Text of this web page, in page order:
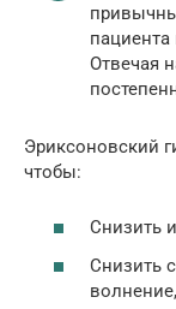
пациента
Отвечая
Эриксоновский
чтобы:
Снизить
Снизить